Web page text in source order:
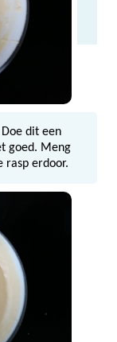
dit een
goed. Meng
rasp erdoor.